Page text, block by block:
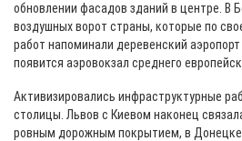
обновлении фасадов зданий в центре. В
воздушных ворот страны, которые по
работ напоминали деревенский
появится аэровокзал среднего
Активизировались инфраструктурные
столицы. Львов с Киевом наконец
ровным дорожным покрытием, в